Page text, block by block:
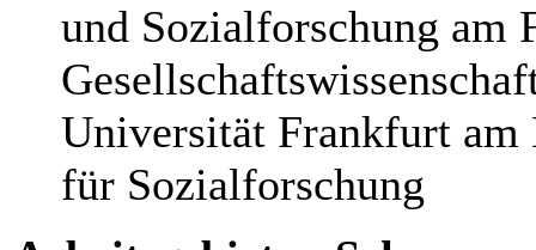
und Sozialforschung am
Universität Frankfurt
für Sozialforschung